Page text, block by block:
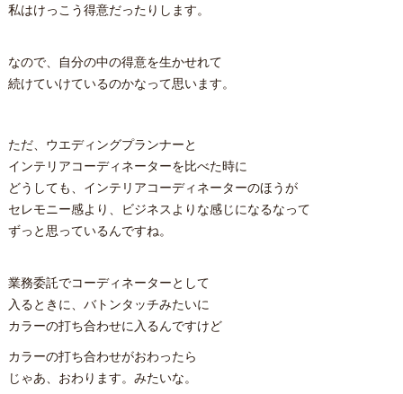
私はけっこう得意だったりします。
なので、自分の中の得意を生かせれて
続けていけているのかなって思います。
ただ、ウエディングプランナーと
インテリアコーディネーターを比べた時に
どうしても、インテリアコーディネーターのほうが
セレモニー感より、ビジネスよりな感じになるなって
ずっと思っているんですね。
業務委託でコーディネーターとして
入るときに、バトンタッチみたいに
カラーの打ち合わせに入るんですけど
カラーの打ち合わせがおわったら
じゃあ、おわります。みたいな。